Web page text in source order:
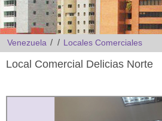
Venezuela / / Locales Comerciales
Local Comercial Delicias Norte